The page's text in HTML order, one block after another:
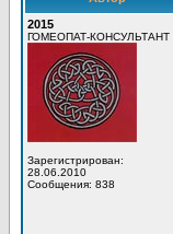
2015
ГОМЕОПАТ-КОНСУЛЬТАНТ
Зарегистрирован:
28.06.2010
Сообщения: 838